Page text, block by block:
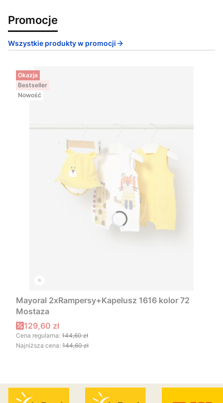
Promocje
Wszystkie produkty w promocji
Okazja
Bestseller
Nowość
Mayoral 2xRampersy+Kapelusz 1616 kolor 72
Mostaza
Cena promocyjna
129,60 zł
Cena regularna: 144,60 zł
Najniższa cena: 144,60 zł